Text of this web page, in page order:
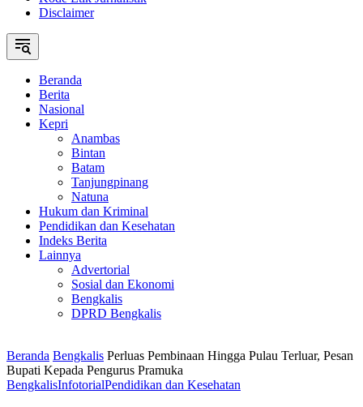
Disclaimer
Beranda
Berita
Nasional
Kepri
Anambas
Bintan
Batam
Tanjungpinang
Natuna
Hukum dan Kriminal
Pendidikan dan Kesehatan
Indeks Berita
Lainnya
Advertorial
Sosial dan Ekonomi
Bengkalis
DPRD Bengkalis
Beranda Bengkalis Perluas Pembinaan Hingga Pulau Terluar, Pesan
Bupati Kepada Pengurus Pramuka
BengkalisInfotorialPendidikan dan Kesehatan